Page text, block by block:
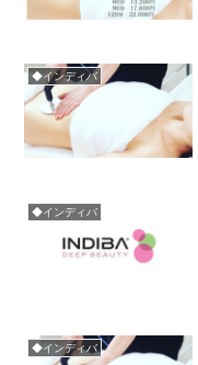
◆インディバ
◆インディバ
◆インディバ